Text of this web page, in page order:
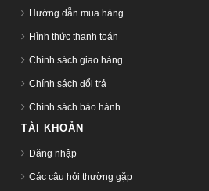
Hướng dẫn mua hàng
Hình thức thanh toán
Chính sách giao hàng
Chính sách đổi trả
Chính sách bảo hành
TÀI KHOẢN
Đăng nhập
Các câu hỏi thường gặp